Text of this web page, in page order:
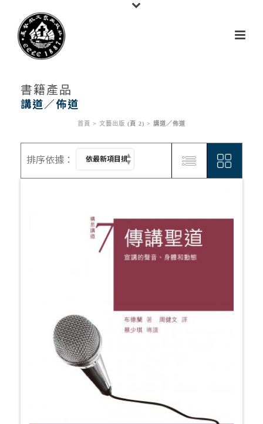
書籍產品
首頁 > 文藝出版 (頁 2) > 講道／佈道
講道／佈道